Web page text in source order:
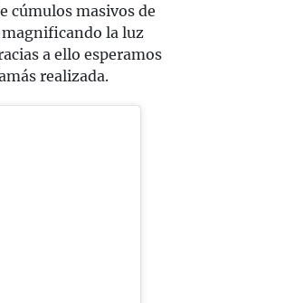
cúmulos masivos de
la luz
a ello esperamos
realizada.